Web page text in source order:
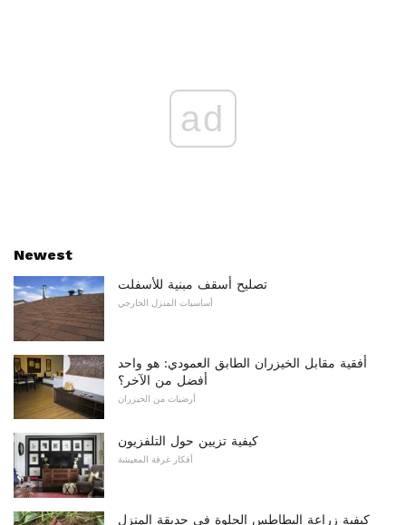
ad
Newest
تصليح أسقف مبنية للأسفلت
أساسيات المنزل الخارجي
أفقية مقابل الخيزران الطابق العمودي: هو واحد
أفضل من الآخر؟
أرضيات من الخيزران
كيفية تزيين حول التلفزيون
أفكار غرفة المعيشة
كيفية زراعة البطاطس الحلوة في حديقة المنزل